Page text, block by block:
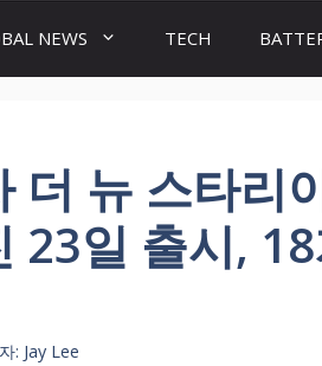
NEWS TECH
더 뉴 스타리
23일 출시,
: Jay Lee